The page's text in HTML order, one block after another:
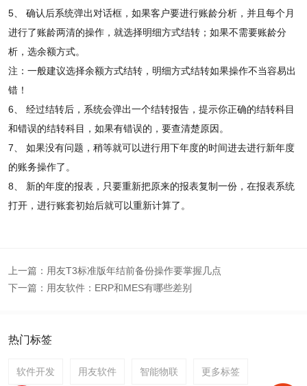
5、 确认后系统弹出对话框，如果客户要进行账龄分析，并且每个月
进行了账龄两清的操作，就选择明细方式结转；如果不需要账龄分
析，选余额方式。
注：一般建议选择余额方式结转，明细方式结转如果操作不当容易出
错！
6、 经过结转后，系统会弹出一个结转报告，提示你正确的结转科目
和错误的结转科目，如果有错误的，要查清楚原因。
7、 如果没有问题，稍等就可以进行用下年度的时间进去进行新年度
的账务操作了。
8、 新的年度的报表，只要重新把原来的报表复制一份，在报表系统
打开，进行账套初始后就可以重新计算了。
上一篇： 用友T3标准版年结前备份操作要掌握几点
下一篇： 用友软件：ERP和MES有哪些差别
热门标签
软件开发 用友软件 智能物联 更多标签